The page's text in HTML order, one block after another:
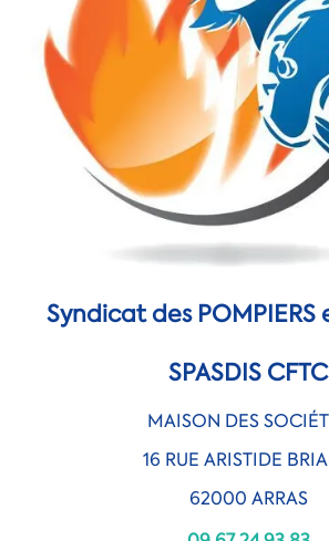
Syndicat des POMPIERS
SPASDIS CFTC
MAISON DES
16 RUE ARISTIDE
62000 ARRAS